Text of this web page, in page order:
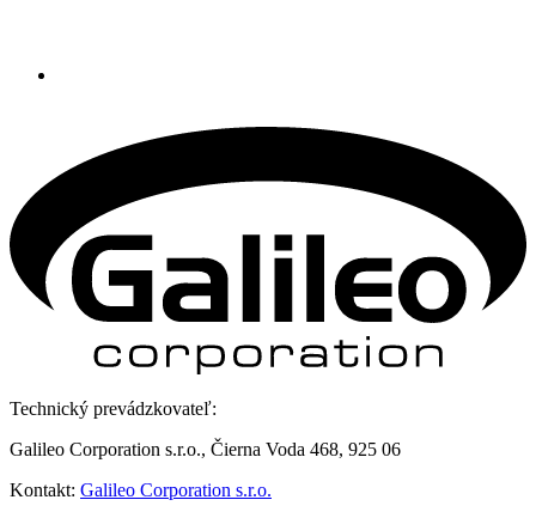
Technický prevádzkovateľ:
Galileo Corporation s.r.o., Čierna Voda 468, 925 06
Kontakt: Galileo Corporation s.r.o.